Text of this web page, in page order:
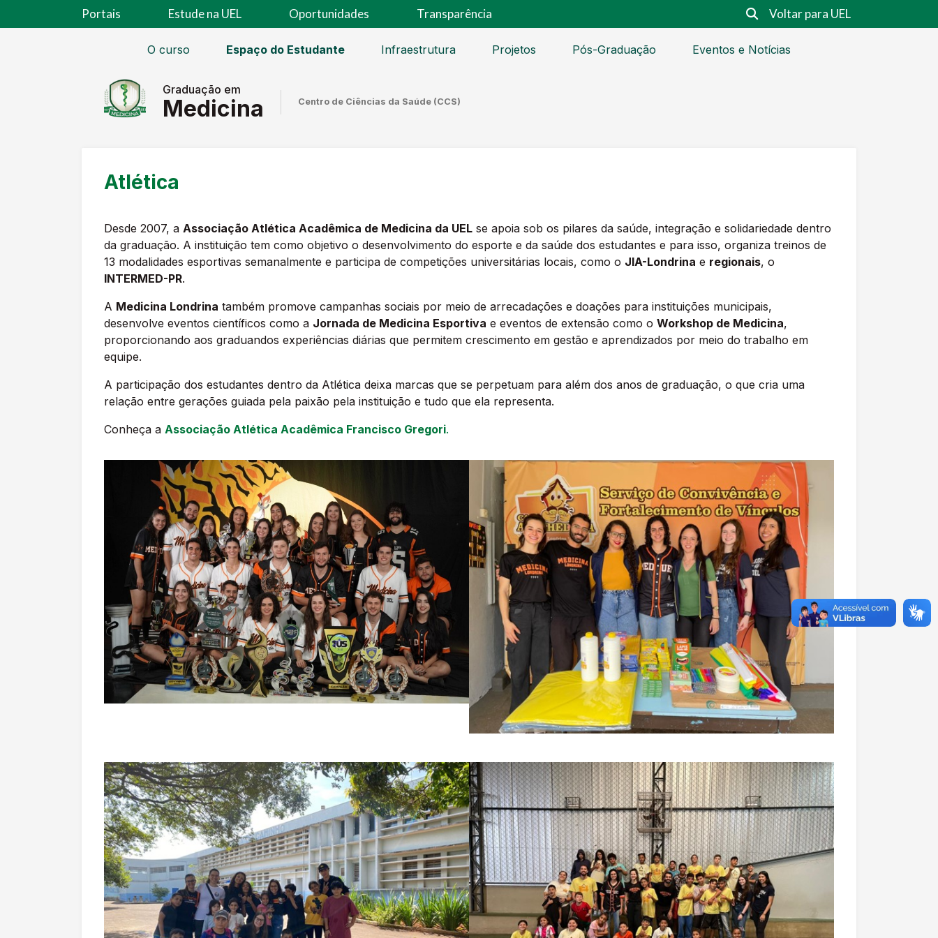
Portais Estude na UEL Oportunidades Transparência Voltar para UEL
O curso Espaço do Estudante Infraestrutura Projetos Pós-Graduação Eventos e Notícias
Graduação em
Medicina Centro de Ciências da Saúde (CCS)
Atlética
Desde 2007, a Associação Atlética Acadêmica de Medicina da UEL se apoia sob os pilares da saúde, integração e solidariedade dentro
da graduação. A instituição tem como objetivo o desenvolvimento do esporte e da saúde dos estudantes e para isso, organiza treinos de
13 modalidades esportivas semanalmente e participa de competições universitárias locais, como o JIA-Londrina e regionais, o
INTERMED-PR.
A Medicina Londrina também promove campanhas sociais por meio de arrecadações e doações para instituições municipais,
desenvolve eventos científicos como a Jornada de Medicina Esportiva e eventos de extensão como o Workshop de Medicina,
proporcionando aos graduandos experiências diárias que permitem crescimento em gestão e aprendizados por meio do trabalho em
equipe.
A participação dos estudantes dentro da Atlética deixa marcas que se perpetuam para além dos anos de graduação, o que cria uma
relação entre gerações guiada pela paixão pela instituição e tudo que ela representa.
Conheça a Associação Atlética Acadêmica Francisco Gregori.